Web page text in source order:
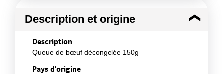
Description et origine
Description
Queue de bœuf décongelée 150g
Pays d'origine